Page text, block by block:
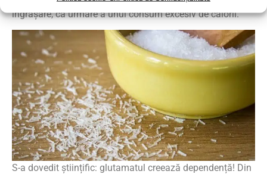
îngrășare, ca urmare a unui consum excesiv de calorii.
S-a dovedit științific: glutamatul creează dependență! Din